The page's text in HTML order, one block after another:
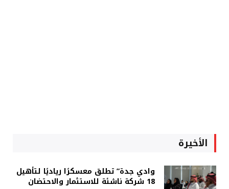
الأخيرة
وادي جدة” تطلق معسكرًا رياديًا لتأهيل
18 شركة ناشئة للاستثمار والاحتضان